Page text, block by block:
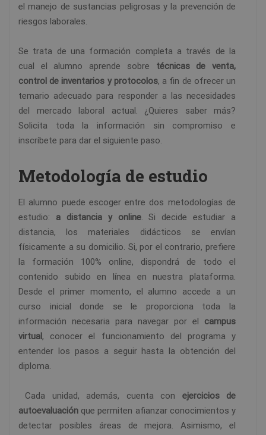
el manejo de sustancias peligrosas y la prevención de
riesgos laborales.
Se trata de una formación completa a través de la
cual el alumno aprende sobre técnicas de venta,
control de inventarios y protocolos, a fin de ofrecer un
temario adecuado para responder a las necesidades
del mercado laboral actual. ¿Quieres saber más?
Solicita toda la información sin compromiso e
inscríbete para dar el siguiente paso.
Metodología de estudio
El alumno puede escoger entre dos metodologías de
estudio: a distancia y online. Si decide estudiar a
distancia, los materiales didácticos se envían
físicamente a su domicilio. Si, por el contrario, prefiere
la formación 100% online, dispondrá de todo el
contenido subido en línea en nuestra plataforma.
Desde el primer momento, el alumno accede a un
curso inicial donde se le proporciona toda la
información necesaria para navegar por el campus
virtual, conocer el funcionamiento del programa y
entender los pasos a seguir hasta la obtención del
diploma.
Cada unidad, además, cuenta con ejercicios de
autoevaluación que permiten afianzar conocimientos y
detectar posibles áreas de mejora. Asimismo, el